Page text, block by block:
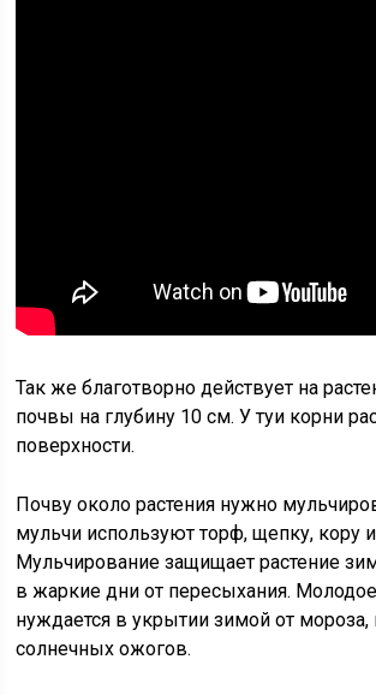
Так же благотворно действует на
почвы на глубину 10 см. У туи корни
поверхности.
Почву около растения нужно
мульчи используют торф, щепку, кору
Мульчирование защищает растение
в жаркие дни от пересыхания.
нуждается в укрытии зимой от мороза,
солнечных ожогов.